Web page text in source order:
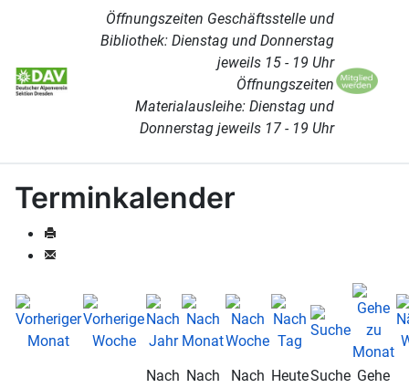
Öffnungszeiten Geschäftsstelle und
Bibliothek: Dienstag und Donnerstag
jeweils 15 - 19 Uhr
Öffnungszeiten
Materialausleihe: Dienstag und
Donnerstag jeweils 17 - 19 Uhr
Terminkalender
Nach Nach
Nach HeuteSuche Gehe